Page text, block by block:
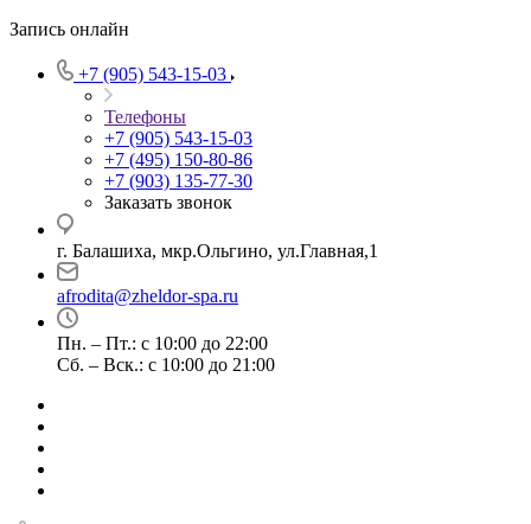
Запись онлайн
+7 (905) 543-15-03
Телефоны
+7 (905) 543-15-03
+7 (495) 150-80-86
+7 (903) 135-77-30
Заказать звонок
г. Балашиха, мкр.Ольгино, ул.Главная,1
afrodita@zheldor-spa.ru
Пн. – Пт.: с 10:00 до 22:00
Сб. – Вск.: с 10:00 до 21:00